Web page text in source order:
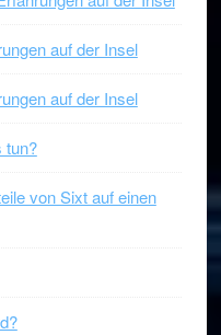
auf der Insel
auf der Insel
tun?
von Sixt auf einen